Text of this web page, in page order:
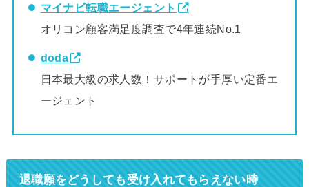
マイナビ転職エージェント
オリコン顧客満足度調査で4年連続No.1
doda
日本最大級の求人数！サポートが手厚い定番エ
ージェント
退職願をどうしても受け入れてもらえない時